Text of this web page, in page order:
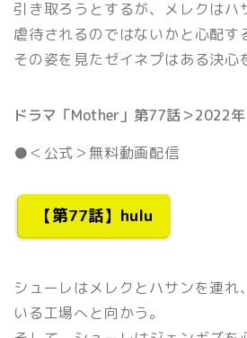
引き取ろうとするが、メレクはハ
虐待されるのではないかと心配す
その姿を見たゼイネプはある決心
ドラマ「Mother」第77話＞2022
●＜公式＞無料動画配信
【第77話】hulu
シューレはメレクとハサンを連れ
いる工場へと向かう。